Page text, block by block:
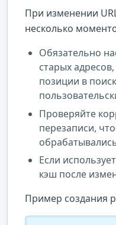
При изменении
несколько
Обязательно
старых
позиции в
Проверяйте
перезаписи,
Если
кэш после
Пример создания